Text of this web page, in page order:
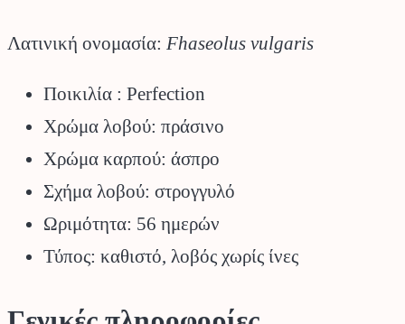
Λατινική ονομασία: Fhaseolus vulgaris
Ποικιλία : Perfection
Χρώμα λοβού: πράσινο
Χρώμα καρπού: άσπρο
Σχήμα λοβού: στρογγυλό
Ωριμότητα: 56 ημερών
Τύπος: καθιστό, λοβός χωρίς ίνες